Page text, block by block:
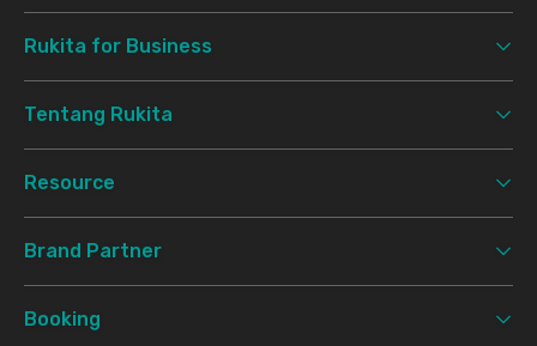
Rukita for Business
Tentang Rukita
Resource
Brand Partner
Booking